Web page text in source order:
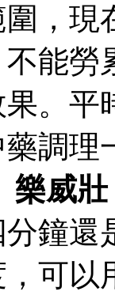
，現
能勞
。平
調理
樂威壯
鐘還
可以